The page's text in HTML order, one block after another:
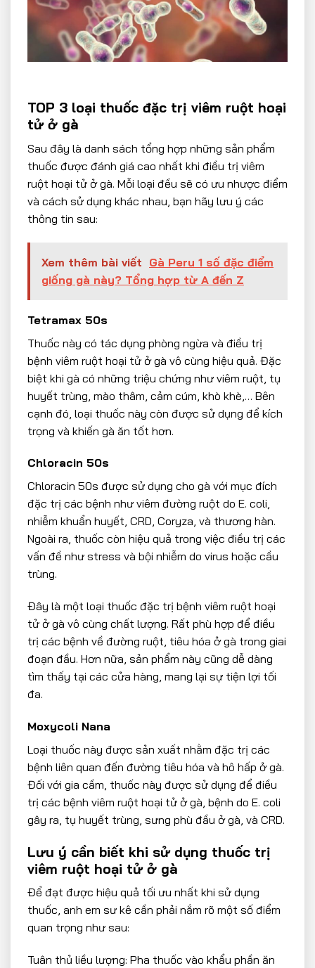
TOP 3 loại thuốc đặc trị viêm ruột hoại
tử ở gà
Sau đây là danh sách tổng hợp những sản phẩm
thuốc được đánh giá cao nhất khi điều trị viêm
ruột hoại tử ở gà. Mỗi loại đều sẽ có ưu nhược điểm
và cách sử dụng khác nhau, bạn hãy lưu ý các
thông tin sau:
Xem thêm bài viết Gà Peru 1 số đặc điểm
giống gà này? Tổng hợp từ A đến Z
Tetramax 50s
Thuốc này có tác dụng phòng ngừa và điều trị
bệnh viêm ruột hoại tử ở gà vô cùng hiệu quả. Đặc
biệt khi gà có những triệu chứng như viêm ruột, tụ
huyết trùng, mào thâm, cảm cúm, khò khè,… Bên
cạnh đó, loại thuốc này còn được sử dụng để kích
trọng và khiến gà ăn tốt hơn.
Chloracin 50s
Chloracin 50s được sử dụng cho gà với mục đích
đặc trị các bệnh như viêm đường ruột do E. coli,
nhiễm khuẩn huyết, CRD, Coryza, và thương hàn.
Ngoài ra, thuốc còn hiệu quả trong việc điều trị các
vấn đề như stress và bội nhiễm do virus hoặc cầu
trùng.
Đây là một loại thuốc đặc trị bệnh viêm ruột hoại
tử ở gà vô cùng chất lượng. Rất phù hợp để điều
trị các bệnh về đường ruột, tiêu hóa ở gà trong giai
đoạn đầu. Hơn nữa, sản phẩm này cũng dễ dàng
tìm thấy tại các cửa hàng, mang lại sự tiện lợi tối
đa.
Moxycoli Nana
Loại thuốc này được sản xuất nhằm đặc trị các
bệnh liên quan đến đường tiêu hóa và hô hấp ở gà.
Đối với gia cầm, thuốc này được sử dụng để điều
trị các bệnh viêm ruột hoại tử ở gà, bệnh do E. coli
gây ra, tụ huyết trùng, sưng phù đầu ở gà, và CRD.
Lưu ý cần biết khi sử dụng thuốc trị
viêm ruột hoại tử ở gà
Để đạt được hiệu quả tối ưu nhất khi sử dụng
thuốc, anh em sư kê cần phải nắm rõ một số điểm
quan trọng như sau:
Tuân thủ liều lượng: Pha thuốc vào khẩu phần ăn